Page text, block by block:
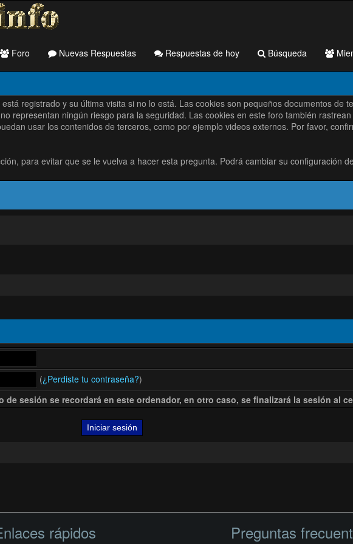
Foro Nuevas Respuestas Respuestas de hoy Búsqueda
registrado y su última visita si no lo está. Las cookies son pequeños documentos de
representan ningún riesgo para la seguridad. Las cookies en este foro también
usar los contenidos de terceros, como por ejemplo videos externos. Por favor,
para evitar que se le vuelva a hacer esta pregunta. Podrá cambiar su configuración
(¿Perdiste tu contraseña?)
de sesión se recordará en este ordenador, en otro caso, se finalizará la sesión al
rápidos Preguntas